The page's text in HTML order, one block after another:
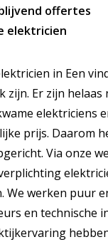
offertes
elektricien
in Een
zijn. Er zijn helaas
elektriciens
prijs. Daarom
Via onze
We werken puur
en technische